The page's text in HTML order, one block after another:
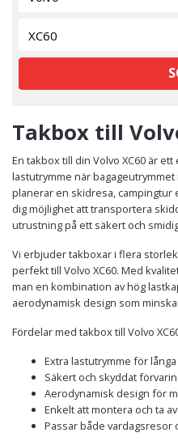
Takbox till
En takbox till din Volvo XC60 är
lastutrymme när
planerar en skidresa,
dig möjlighet att transportera
utrustning på ett säkert och
Vi erbjuder takboxar i flera
perfekt till Volvo XC60. Med
man en kombination av hög
aerodynamisk design som
Fördelar med takbox till Volvo
Extra lastutrymme för
Säkert och skyddat
Aerodynamisk design för
Enkelt att montera och ta av
Passar både vardagsresor